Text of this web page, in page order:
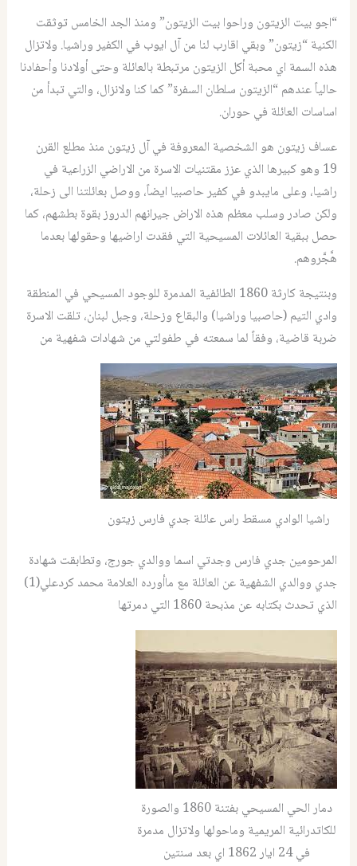
“اجو بيت الزيتون وراحوا بيت الزيتون” ومنذ الجد الخامس توثقت
الكنية “زيتون” وبقي اقارب لنا من آل ايوب في الكفير وراشيا. ولاتزال
هذه السمة اي محبة أكل الزيتون مرتبطة بالعائلة وحتى أولادنا وأحفادنا
حالياً عندهم “الزيتون سلطان السفرة” كما كنا ولانزال، والتي تبدأ من
اساسات العائلة في حوران.
عساف زيتون هو الشخصية المعروفة في آل زيتون منذ مطلع القرن
19 وهو كبيرها الذي عزز مقتنيات الاسرة من الاراضي الزراعية في
راشيا، وعلى مايبدو في كفير حاصبيا ايضاً، ووصل بعائلتنا الى زحلة،
ولكن صادر وسلب معظم هذه الاراض جيرانهم الدروز بقوة بطشهم، كما
حصل ببقية العائلات المسيحية التي فقدت اراضيها وحقولها بعدما
هَّجَّروهم.
وبنتيجة كارثة 1860 الطائفية المدمرة للوجود المسيحي في المنطقة
وادي التيم (حاصبيا وراشيا) والبقاع وزحلة، وجبل لبنان، تلقت الاسرة
ضربة قاضية، وفقاً لما سمعته في طفولتي من شهادات شفهية من
راشيا الوادي مسقط راس عائلة جدي فارس زيتون
المرحومين جدي فارس وجدتي اسما ووالدي جورج، وتطابقت شهادة
جدي ووالدي الشفهية عن العائلة مع ماأورده العلامة محمد كردعلي(1)
الذي تحدث بكتابه عن مذبحة 1860 التي دمرتها
دمار الحي المسيحي بفتنة 1860 والصورة
للكاتدرائية المريمية وماحولها ولاتزال مدمرة
في 24 ايار 1862 اي بعد سنتين